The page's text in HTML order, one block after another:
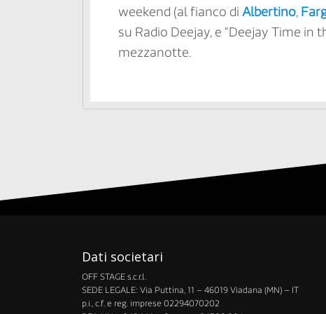
weekend (al fianco di Albertino,
su Radio Deejay, e “Deejay Time in
mezzanotte.
Dati societari
OFF STAGE s.c.r.l.
​SEDE LEGALE: Via Puttina, 11 – 46019 Viadana (MN) – IT
p.i., c.f. e reg. imprese 02294070202